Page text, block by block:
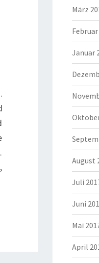
März
Januar
August
Juli
Juni
Mai
April